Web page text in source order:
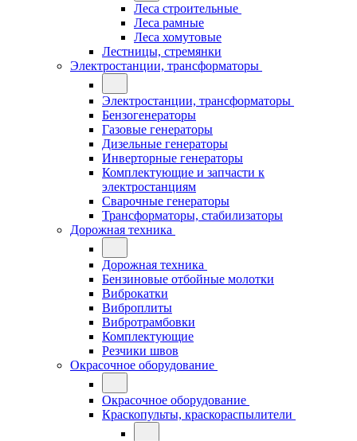
Леса строительные
Леса рамные
Леса хомутовые
Лестницы, стремянки
Электростанции, трансформаторы
Электростанции, трансформаторы
Бензогенераторы
Газовые генераторы
Дизельные генераторы
Инверторные генераторы
Комплектующие и запчасти к
электростанциям
Сварочные генераторы
Трансформаторы, стабилизаторы
Дорожная техника
Дорожная техника
Бензиновые отбойные молотки
Виброкатки
Виброплиты
Вибротрамбовки
Комплектующие
Резчики швов
Окрасочное оборудование
Окрасочное оборудование
Краскопульты, краскораспылители